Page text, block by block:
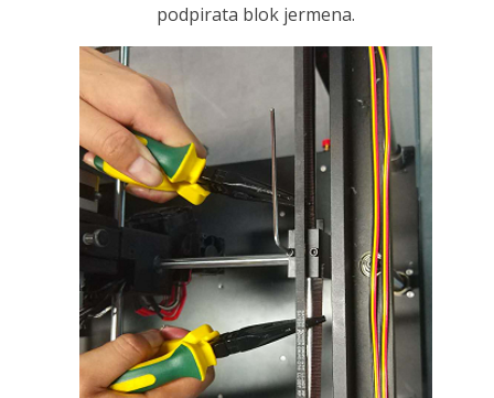
podpirata blok jermena.